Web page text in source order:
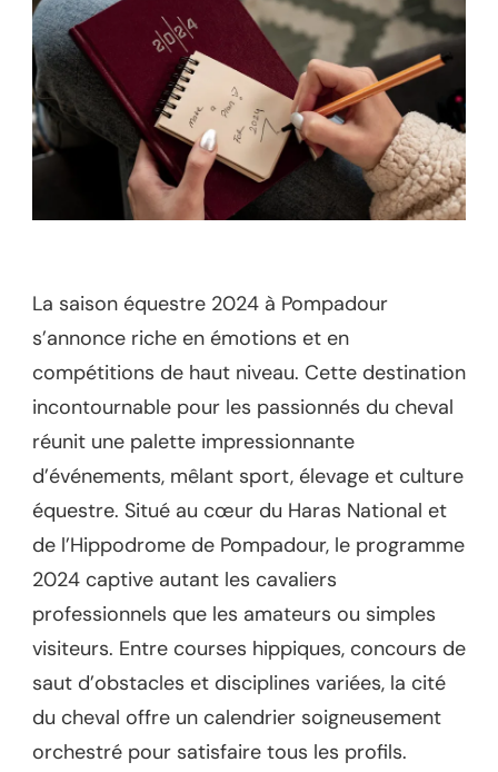
La saison équestre 2024 à Pompadour
s’annonce riche en émotions et en
compétitions de haut niveau. Cette destination
incontournable pour les passionnés du cheval
réunit une palette impressionnante
d’événements, mêlant sport, élevage et culture
équestre. Situé au cœur du Haras National et
de l’Hippodrome de Pompadour, le programme
2024 captive autant les cavaliers
professionnels que les amateurs ou simples
visiteurs. Entre courses hippiques, concours de
saut d’obstacles et disciplines variées, la cité
du cheval offre un calendrier soigneusement
orchestré pour satisfaire tous les profils.